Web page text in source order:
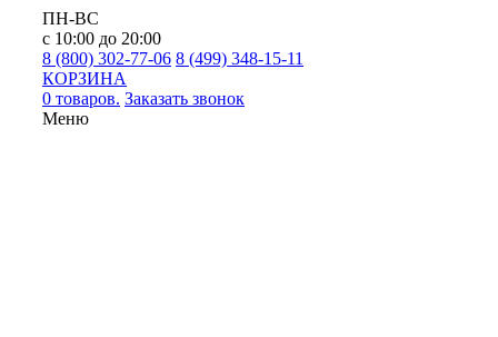
ПН-ВС
с 10:00 до 20:00
8 (800) 302-77-06 8 (499) 348-15-11
КОРЗИНА
0 товаров. Заказать звонок
Меню